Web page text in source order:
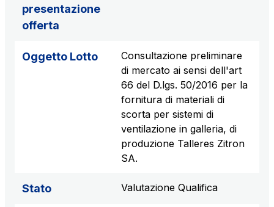
presentazione
offerta
Oggetto Lotto
Consultazione preliminare
di mercato ai sensi dell'art
66 del D.lgs. 50/2016 per la
fornitura di materiali di
scorta per sistemi di
ventilazione in galleria, di
produzione Talleres Zitron
SA.
Stato Valutazione Qualifica